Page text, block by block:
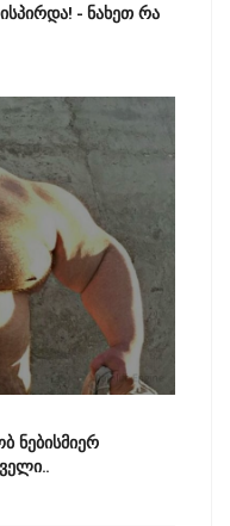
- ნახეთ რა
ნებისმიერ